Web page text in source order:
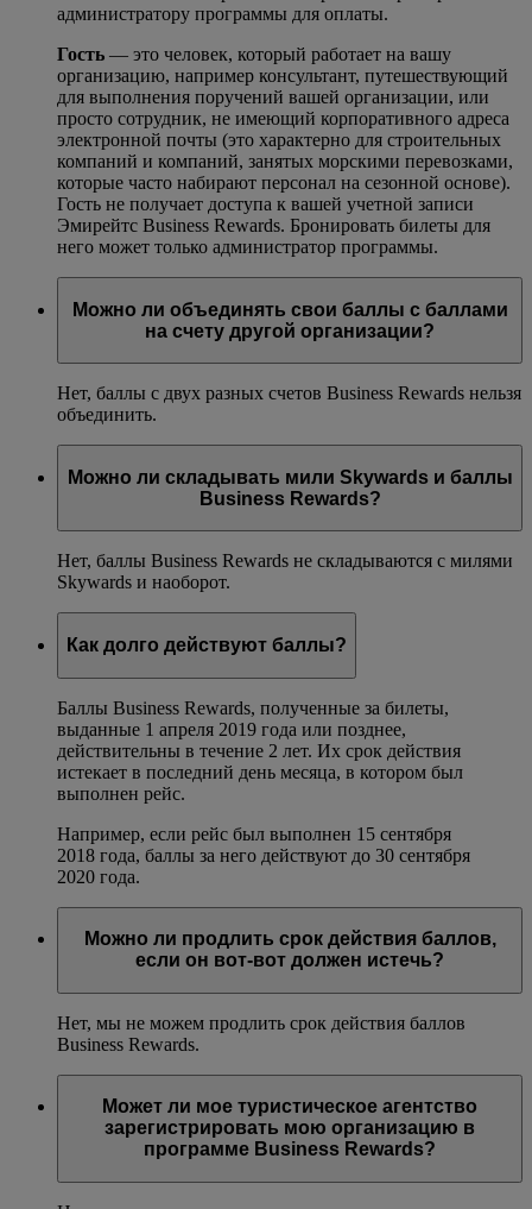
администратору программы для оплаты.
Гость — это человек, который работает на вашу
организацию, например консультант, путешествующий
для выполнения поручений вашей организации, или
просто сотрудник, не имеющий корпоративного адреса
электронной почты (это характерно для строительных
компаний и компаний, занятых морскими перевозками,
которые часто набирают персонал на сезонной основе).
Гость не получает доступа к вашей учетной записи
Эмирейтс Business Rewards. Бронировать билеты для
него может только администратор программы.
Можно ли объединять свои баллы с баллами
на счету другой организации?
Нет, баллы с двух разных счетов Business Rewards нельзя
объединить.
Можно ли складывать мили Skywards и баллы
Business Rewards?
Нет, баллы Business Rewards не складываются с милями
Skywards и наоборот.
Как долго действуют баллы?
Баллы Business Rewards, полученные за билеты,
выданные 1 апреля 2019 года или позднее,
действительны в течение 2 лет. Их срок действия
истекает в последний день месяца, в котором был
выполнен рейс.
Например, если рейс был выполнен 15 сентября
2018 года, баллы за него действуют до 30 сентября
2020 года.
Можно ли продлить срок действия баллов,
если он вот-вот должен истечь?
Нет, мы не можем продлить срок действия баллов
Business Rewards.
Может ли мое туристическое агентство
зарегистрировать мою организацию в
программе Business Rewards?